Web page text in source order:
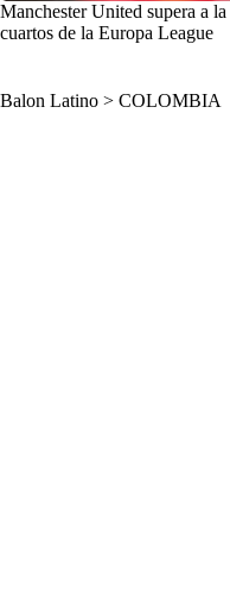
Manchester United supera a
cuartos de la Europa League
Balon Latino > COLOMBIA